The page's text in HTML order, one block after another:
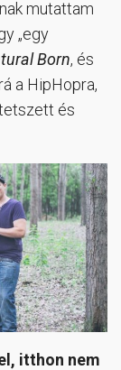
mutattam
„egy
Born, és
a HipHopra,
és
itthon nem